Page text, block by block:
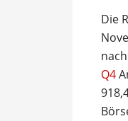
Die
Q4